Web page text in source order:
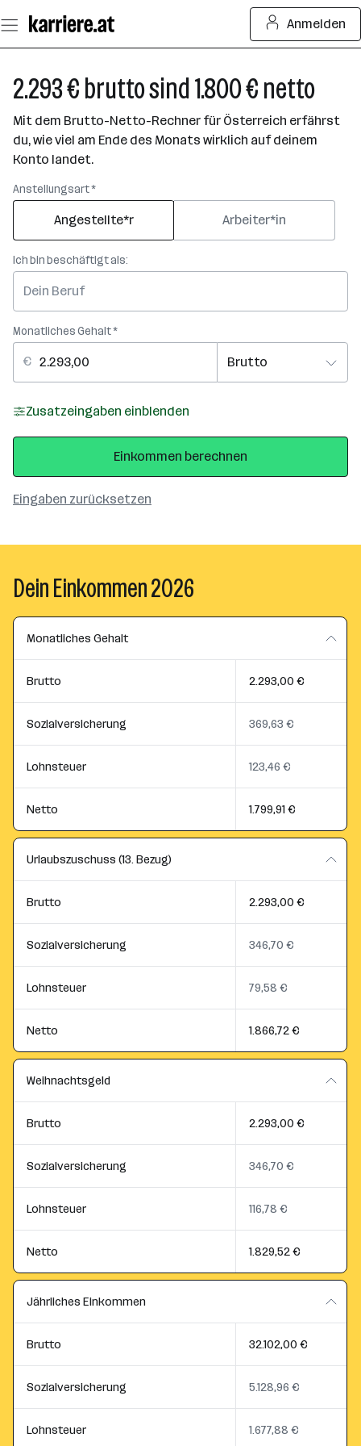
Seiteninhalt
springen
Anmelden
2.293 € brutto sind 1.800 € netto
Mit dem Brutto-Netto-Rechner für Österreich erfährst
du, wie viel am Ende des Monats wirklich auf deinem
Konto landet.
Anstellungsart *
Angestellte*r Arbeiter*in
Ich bin beschäftigt als:
Monatliches Gehalt *
Zusatzeingaben einblenden
Eingaben zurücksetzen
Einkommen berechnen
Dein Einkommen 2026
Monatliches Gehalt
Brutto 2.293,00 €
Sozialversicherung 369,63 €
Lohnsteuer 123,46 €
Netto 1.799,91 €
Urlaubszuschuss (13. Bezug)
Brutto 2.293,00 €
Sozialversicherung 346,70 €
Lohnsteuer 79,58 €
Netto 1.866,72 €
Weihnachtsgeld
Brutto 2.293,00 €
Sozialversicherung 346,70 €
Lohnsteuer 116,78 €
Netto 1.829,52 €
Jährliches Einkommen
Brutto 32.102,00 €
Sozialversicherung 5.128,96 €
Lohnsteuer 1.677,88 €